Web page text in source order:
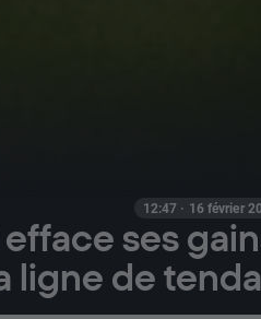
12:47 · 16 février
efface ses
ligne de